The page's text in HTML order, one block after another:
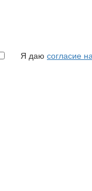
Я даю согласие